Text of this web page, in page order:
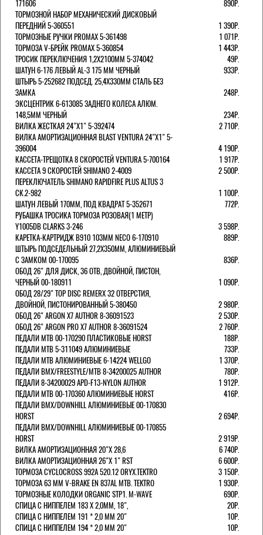
171606
890Р.
ТОРМОЗНОЙ НАБОР МЕХАНИЧЕСКИЙ ДИСКОВЫЙ
ПЕРЕДНИЙ 5-360551
1 390Р.
ТОРМОЗНЫЕ РУЧКИ PROMAX 5-361498
1 071Р.
ТОРМОЗА V-БРЕЙК PROMAX 5-360854
1 443Р.
ТРОСИК ПЕРЕКЛЮЧЕНИЯ 1,2Х2100ММ 5-374042
49Р.
ШАТУН 6-176 ЛЕВЫЙ AL-3 175 ММ ЧЕРНЫЙ
933Р.
ШТЫРЬ 5-252682 ПОДСЕД. 25,4Х330ММ СТАЛЬ БЕЗ
ЗАМКА
248Р.
ЭКСЦЕНТРИК 6-613085 ЗАДНЕГО КОЛЕСА АЛЮМ.
148,5ММ ЧЕРНЫЙ
234Р.
ВИЛКА ЖЕСТКАЯ 24"Х1" 5-392474
2 710Р.
ВИЛКА АМОРТИЗАЦИОННАЯ BLAST VENTURA 24"Х1" 5-
396004
4 190Р.
КАССЕТА-ТРЕЩОТКА 8 СКОРОСТЕЙ VENTURA 5-700164
1 917Р.
КАССЕТА 9 СКОРОСТЕЙ SHIMANO 2-4009
2 500Р.
ПЕРЕКЛЮЧАТЕЛЬ SHIMANO RAPIDFIRE PLUS ALTUS 3
СК.2-982
1 100Р.
ШАТУН ЛЕВЫЙ 170ММ, ПОД КВАДРАТ 5-352671
772Р.
РУБАШКА ТРОСИКА ТОРМОЗА РОЗОВАЯ(1 МЕТР)
Y1005DB CLARKS 3-246
3 598Р.
КАРЕТКА-КАРТРИДЖ B910 103ММ NECO 6-170910
889Р.
ШТЫРЬ ПОДСЕДЕЛЬНЫЙ 27,2Х350ММ, АЛЮМИНИЕВЫЙ
С ЗАМКОМ 00-170095
836Р.
ОБОД 26" ДЛЯ ДИСК, 36 ОТВ, ДВОЙНОЙ, ПИСТОН,
ЧЕРНЫЙ 00-180911
1 090Р.
ОБОД 28/29" TOP DISC REMERX 32 ОТВЕРСТИЯ,
ДВОЙНОЙ, ПИСТОНИРОВАННЫЙ 5-380450
2 980Р.
ОБОД 26" ARGON X7 AUTHOR 8-36091523
2 530Р.
ОБОД 26" ARGON PRO X7 AUTHOR 8-36091524
2 760Р.
ПЕДАЛИ МТВ 00-170290 ПЛАСТИКОВЫЕ HORST
188Р.
ПЕДАЛИ MTB 5-311049 АЛЮМИНИЕВЫЕ
733Р.
ПЕДАЛИ MTB АЛЮМИНИЕВЫЕ 6-14224 WELLGO
1 370Р.
ПЕДАЛИ BMX/FREESTYLE/MTB 8-34200025 AUTHOR
780Р.
ПЕДАЛИ 8-34200029 APD-F13-NYLON AUTHOR
1 912Р.
ПЕДАЛИ МТВ 00-170360 АЛЮМИНИЕВЫЕ HORST
416Р.
ПЕДАЛИ BMX/DOWNHILL АЛЮМИНИЕВЫЕ 00-170830
HORST
2 694Р.
ПЕДАЛИ BMX/DOWNHILL АЛЮМИНИЕВЫЕ 00-170855
HORST
2 919Р.
ВИЛКА АМОРТИЗАЦИОННАЯ 20"Х 28,6
6 740Р.
ВИЛКА АМОРТИЗАЦИОННАЯ 26"Х 1" RST
6 600Р.
ТОРМОЗА CYCLOCROSS 992А 520.12 ORYX.TEKTRO
3 150Р.
ТОРМОЗА 63 ММ V-BRAKE EN 837AL MTB. TEKTRO
1 930Р.
ТОРМОЗНЫЕ КОЛОДКИ ORGANIC STP1. M-WAVE
690Р.
СПИЦА С НИППЕЛЕМ 183 Х 2,0ММ, 18",
20Р.
СПИЦА С НИППЕЛЕМ 191 * 2,0 ММ 20"
10Р.
СПИЦА С НИППЕЛЕМ 194 * 2,0 ММ 20"
10Р.